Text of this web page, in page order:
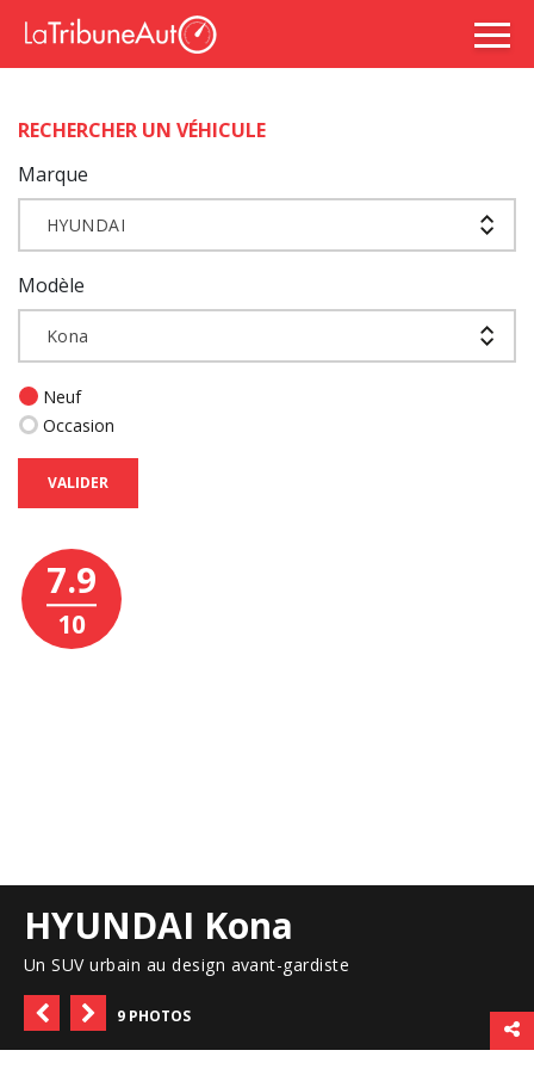
RECHERCHER UN VÉHICULE
Marque
HYUNDAI
Modèle
Kona
Neuf
Occasion
VALIDER
7.9
10
HYUNDAI Kona
Un SUV urbain au design avant-gardiste
9 PHOTOS